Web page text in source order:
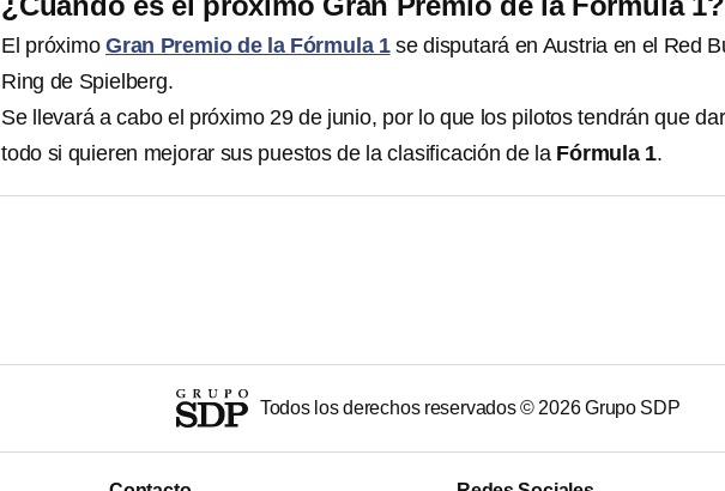
El próximo Gran Premio de la Fórmula 1se disputará en Austria en el Red
Ring de Spielberg.
Se llevará a cabo el próximo 29 de junio, por lo que los pilotos tendrán que
todo si quieren mejorar sus puestos de la clasificación de la Fórmula 1.
Todos los derechos reservados © 2026Grupo SDP